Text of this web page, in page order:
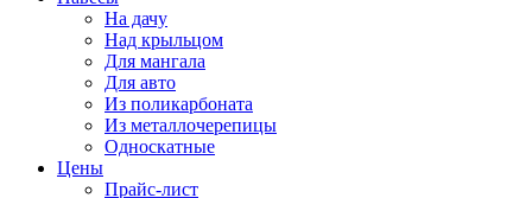
На дачу
Над крыльцом
Для мангала
Для авто
Из поликарбоната
Из металлочерепицы
Односкатные
Цены
Прайс-лист